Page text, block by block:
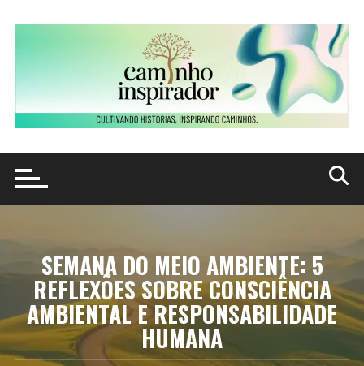
para
conteúdo
SEMANA DO MEIO AMBIENTE: 5
REFLEXÕES SOBRE CONSCIÊNCIA
AMBIENTAL E RESPONSABILIDADE
HUMANA